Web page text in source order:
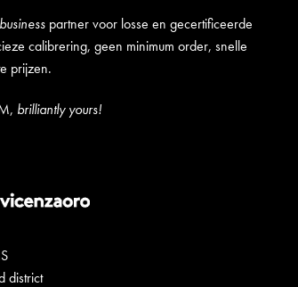
partner voor losse en gecertificeerde
calibrering, geen minimum order, snelle
prijzen.
brilliantly yours!
district